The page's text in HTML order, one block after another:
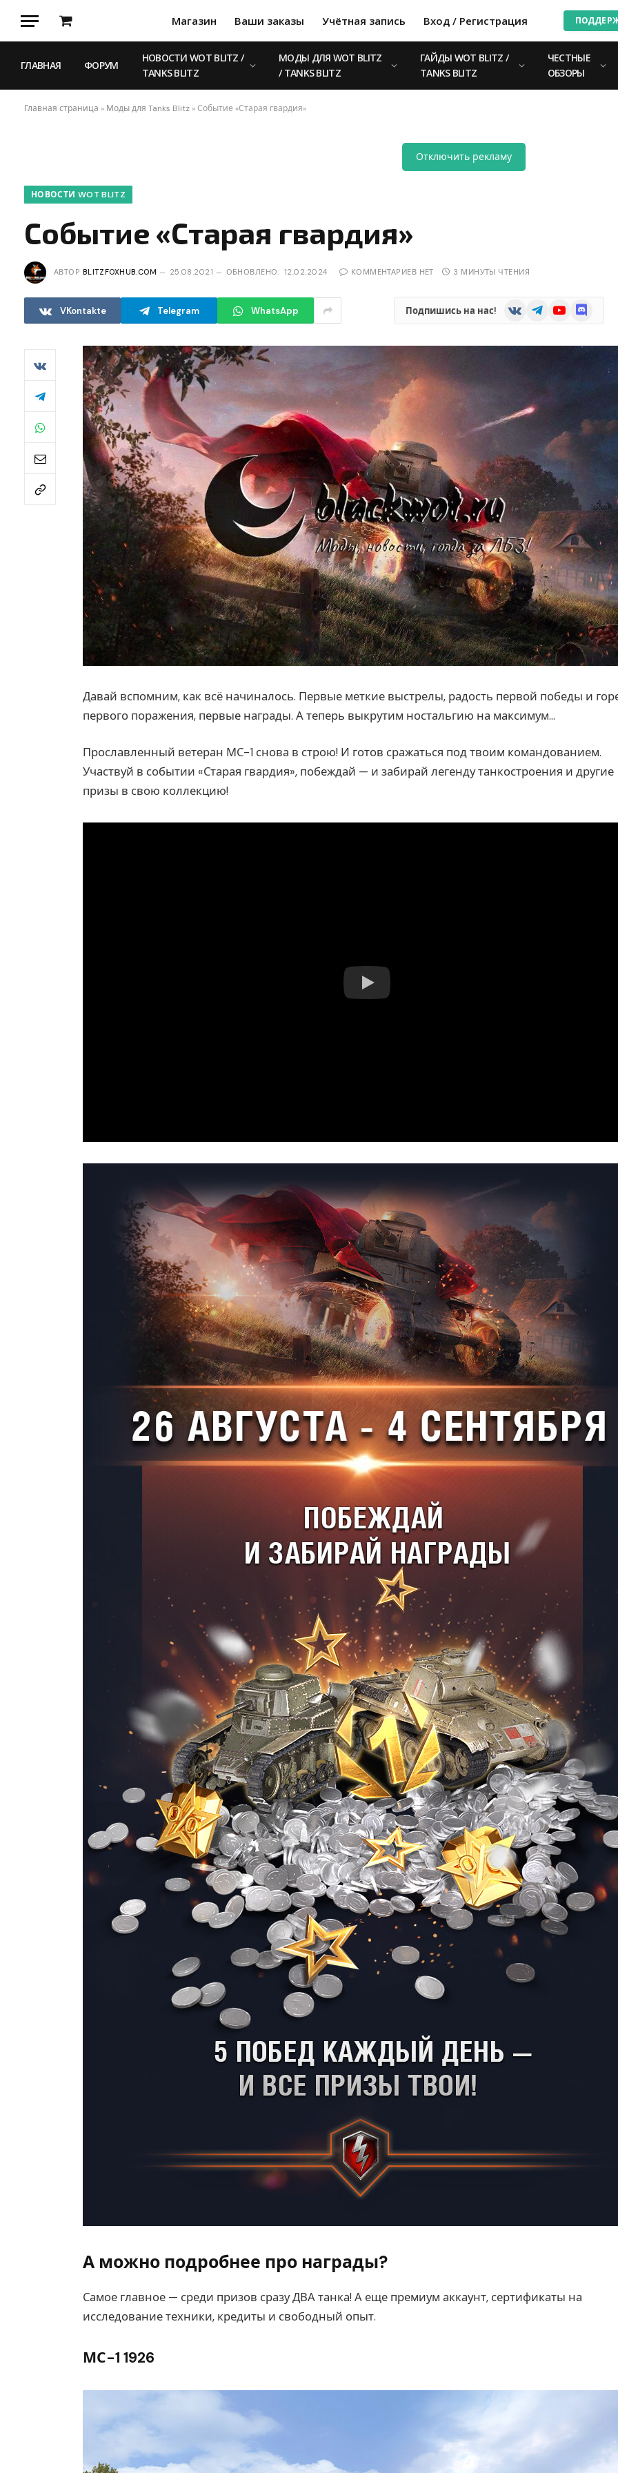
Корзина
Магазин Ваши заказы Учётная запись Вход / Регистрация
ГЛАВНАЯ ФОРУМ
НОВОСТИ WOT BLITZ /
TANKS BLITZ
МОДЫ ДЛЯ WOT BLITZ
/ TANKS BLITZ
ГАЙДЫ WOT BLITZ /
TANKS BLITZ
ЧЕСТНЫЕ
ОБЗОРЫ
Главная страница » Моды для Tanks Blitz »Событие «Старая гвардия»
Отключить рекламу
НОВОСТИ WOT BLITZ
Событие «Старая гвардия»
АВТОР BLITZFOXHUB.COM 25.08.2021 ОБНОВЛЕНО: 12.02.2024 КОММЕНТАРИЕВ НЕТ 3 МИНУТЫ ЧТЕНИЯ
VKontakte Telegram WhatsApp Подпишись на нас! VKontakteTelegramYouTubeDiscord
Давай вспомним, как всё начиналось. Первые меткие выстрелы, радость первой победы и
первого поражения, первые награды. А теперь выкрутим ностальгию на максимум…
Прославленный ветеран МС-1 снова в строю! И готов сражаться под твоим командованием.
Участвуй в событии «Старая гвардия», побеждай — и забирай легенду танкостроения и другие
призы в свою коллекцию!
А можно подробнее про награды?
Самое главное — среди призов сразу ДВА танка! А еще премиум аккаунт, сертификаты на
исследование техники, кредиты и свободный опыт.
МС-1 1926